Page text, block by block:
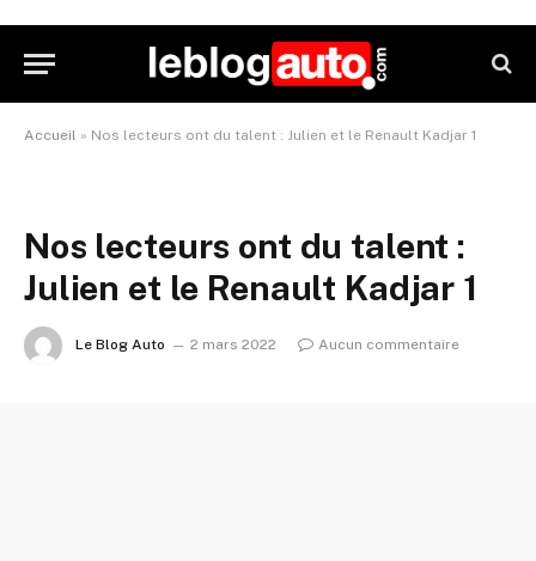
Accueil » Nos lecteurs ont du talent : Julien et le Renault Kadjar 1
Nos lecteurs ont du talent :
Julien et le Renault Kadjar 1
Le Blog Auto 2 mars 2022 Aucun commentaire